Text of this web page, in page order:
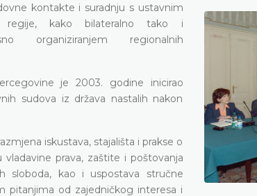
kontakte i suradnju s ustavnim
regije, kako bilateralno tako i
organiziranjem regionalnih
je 2003. godine inicirao
sudova iz država nastalih nakon
iskustava, stajališta i prakse o
vladavine prava, zaštite i poštovanja
sloboda, kao i uspostava stručne
pitanjima od zajedničkog interesa i